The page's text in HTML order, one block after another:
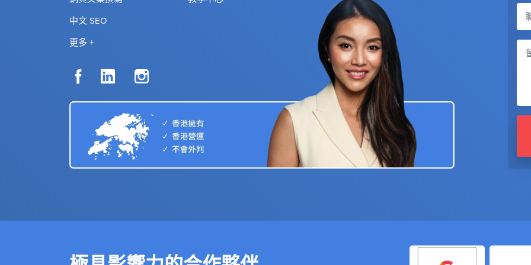
中文 SEO
更多 +